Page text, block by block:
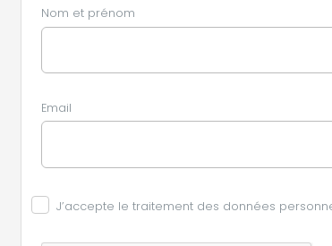
Nom et prénom
Email
J’accepte le traitement des données